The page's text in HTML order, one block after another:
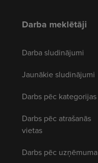
Darba meklētāji
Darba sludinājumi
Jaunākie sludinājumi
Darbs pēc kategorijas
Darbs pēc atrašanās
vietas
Darbs pēc uzņēmuma